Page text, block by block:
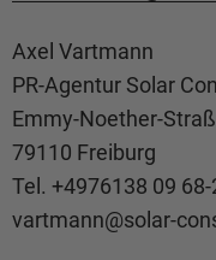
Axel Vartmann
PR-Agentur Solar
Emmy-Noether-
79110 Freiburg
Tel. +4976138 09 68-
vartmann@solar-